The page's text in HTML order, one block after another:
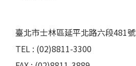
臺北市士林區延平北路六段481號
TEL : (02)8811-3300